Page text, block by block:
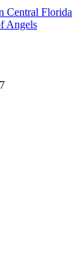
Central Florida
Angels